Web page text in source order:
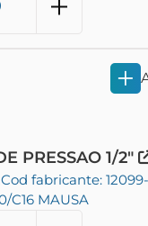
PRESSAO 1/2"
Cod fabricante:
C16 MAUSA